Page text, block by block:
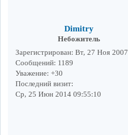
Dimitry
Небожитель
Зарегистрирован: Вт, 27 Ноя 2007
Сообщений: 1189
Уважение: +30
Последний визит:
Ср, 25 Июн 2014 09:55:10